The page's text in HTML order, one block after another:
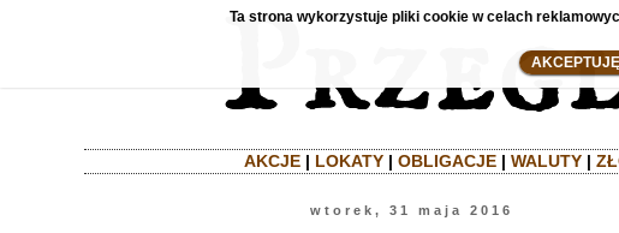
AKCJE| LOKATY| OBLIGACJE| WALUTY|
wtorek, 31 maja 2016
Ta strona wykorzystuje pliki cookie w celach